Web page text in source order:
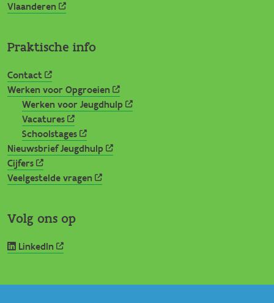
Vlaanderen
Praktische info
Contact
Werken voor Opgroeien
Werken voor Jeugdhulp
Vacatures
Schoolstages
Nieuwsbrief Jeugdhulp
Cijfers
Veelgestelde vragen
Volg ons op
LinkedIn